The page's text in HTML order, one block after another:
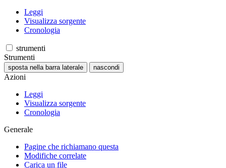
Leggi
Visualizza sorgente
Cronologia
strumenti
Strumenti
sposta nella barra laterale nascondi
Azioni
Leggi
Visualizza sorgente
Cronologia
Generale
Pagine che richiamano questa
Modifiche correlate
Carica un file